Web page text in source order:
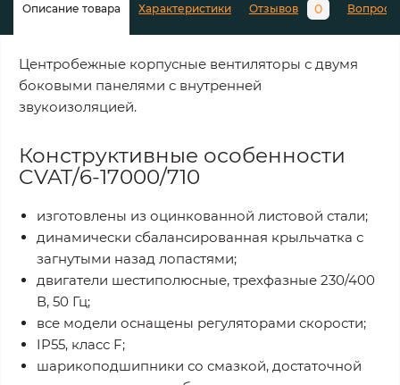
Описание товара Характеристики Отзывов 0 Вопросы
Центробежные корпусные вентиляторы с двумя
боковыми панелями с внутренней
звукоизоляцией.
Конструктивные особенности
CVAT/6-17000/710
изготовлены из оцинкованной листовой стали;
динамически сбалансированная крыльчатка с
загнутыми назад лопастями;
двигатели шестиполюсные, трехфазные 230/400
В, 50 Гц;
все модели оснащены регуляторами скорости;
IP55, класс F;
шарикоподшипники со смазкой, достаточной